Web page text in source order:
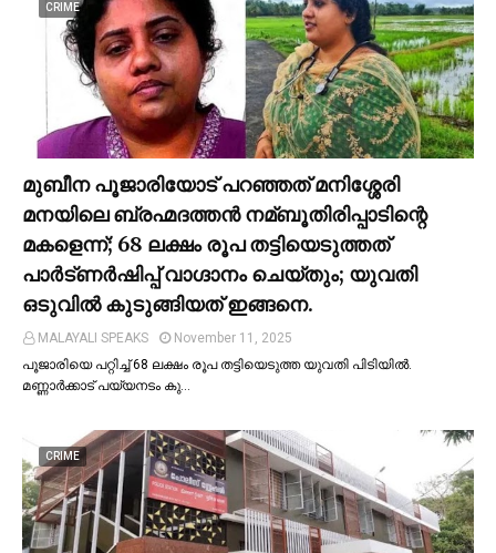
CRIME
മുബീന പൂജാരിയോട് പറഞ്ഞത് മനിശ്ശേരി
മനയിലെ ബ്രഹ്മദത്തൻ നമ്ബൂതിരിപ്പാടിന്റെ
മകളെന്ന്; 68 ലക്ഷം രൂപ തട്ടിയെടുത്തത്
പാര്‍ട്ണര്‍ഷിപ്പ് വാഗ്ദാനം ചെയ്തും; യുവതി
ഒടുവില്‍ കുടുങ്ങിയത് ഇങ്ങനെ.
MALAYALI SPEAKS
November 11, 2025
പൂജാരിയെ പറ്റിച്ച്‌ 68 ലക്ഷം രൂപ തട്ടിയെടുത്ത യുവതി പിടിയില്‍.
മണ്ണാർക്കാട് പയ്യനടം കു…
CRIME